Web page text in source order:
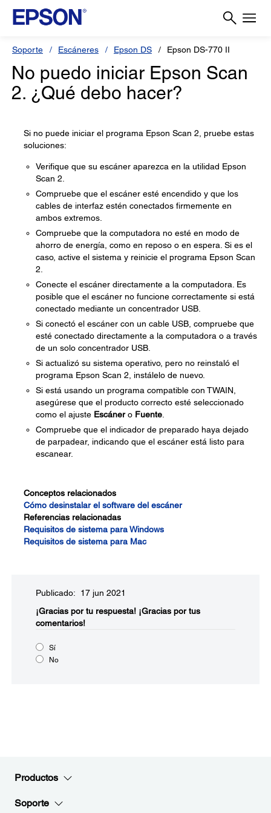
Soporte Escáneres Epson DS Epson DS-770 II
No puedo iniciar Epson Scan
2. ¿Qué debo hacer?
Si no puede iniciar el programa Epson Scan 2, pruebe estas
soluciones:
Verifique que su escáner aparezca en la utilidad Epson
Scan 2.
Compruebe que el escáner esté encendido y que los
cables de interfaz estén conectados firmemente en
ambos extremos.
Compruebe que la computadora no esté en modo de
ahorro de energía, como en reposo o en espera. Si es el
caso, active el sistema y reinicie el programa Epson Scan
2.
Conecte el escáner directamente a la computadora. Es
posible que el escáner no funcione correctamente si está
conectado mediante un concentrador USB.
Si conectó el escáner con un cable USB, compruebe que
esté conectado directamente a la computadora o a través
de un solo concentrador USB.
Si actualizó su sistema operativo, pero no reinstaló el
programa Epson Scan 2, instálelo de nuevo.
Si está usando un programa compatible con TWAIN,
asegúrese que el producto correcto esté seleccionado
como el ajuste Escánero Fuente
Compruebe que el indicador de preparado haya dejado
de parpadear, indicando que el escáner está listo para
escanear.
Conceptos relacionados
Cómo desinstalar el software del escáner
Referencias relacionadas
Requisitos de sistema para Windows
Requisitos de sistema para Mac
Publicado: 17 jun 2021
¡Gracias por tu respuesta! ¡Gracias por tus
comentarios!
Sí
No
Productos
Soporte